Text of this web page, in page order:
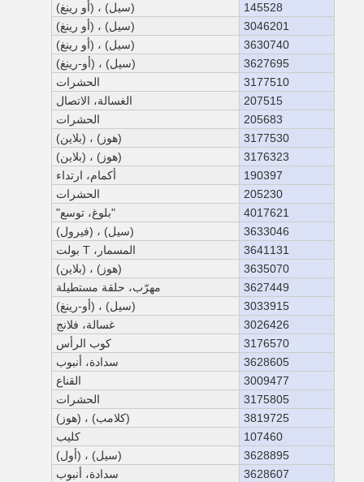
145528
(سيل) ، (أو رينغ)
3046201
(سيل) ، (أو رينغ)
3630740
(سيل) ، (أو رينغ)
3627695
(سيل) ، (أو-رينغ)
3177510
الحشرات
207515
الغسالة، الاتصال
205683
الحشرات
3177530
(هوز) ، (بلاين)
3176323
(هوز) ، (بلاين)
190397
أكمام، ارتداء
205230
الحشرات
4017621
"بلوغ، توسع"
3633046
(سيل) ، (فيرول)
3641131
المسمار، T بولت
3635070
(هوز) ، (بلاين)
3627449
مهرّب، حلقة مستطيلة
3033915
(سيل) ، (أو-رينغ)
3026426
غسالة، فلانج
3176570
كوب الرأس
3628605
سدادة، أنبوب
3009477
القناع
3175805
الحشرات
3819725
(كلامب) ، (هوز)
107460
كليب
3628895
(سيل) ، (أول)
3628607
سدادة، أنبوب